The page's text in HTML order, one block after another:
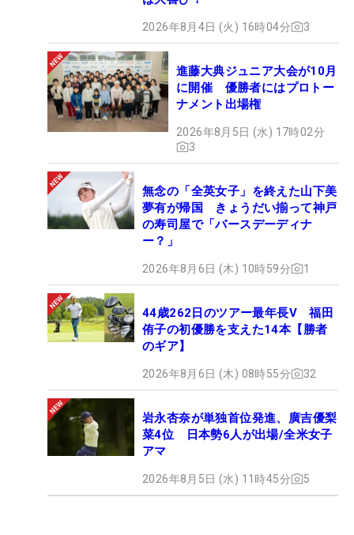
2026年8月4日 (火) 16時04分 3
進藤大典ジュニア大会が10月
に開催 優勝者にはプロトー
ナメント出場権
2026年8月5日 (水) 17時02分
3
無念の「全英女子」を終えた山下美
夢有が帰国 きょうだい揃って神戸
の寿司屋で「バースデーディナ
ー？」
2026年8月6日 (木) 10時59分 1
44歳262日のツアー最年長V 福田
侑子の初優勝を支えた14本【勝者
のギア】
2026年8月6日 (木) 08時55分 32
岩永杏奈が単独首位発進、廣吉優梨
菜4位 日本勢6人が出場/全米女子
アマ
2026年8月5日 (水) 11時45分 5